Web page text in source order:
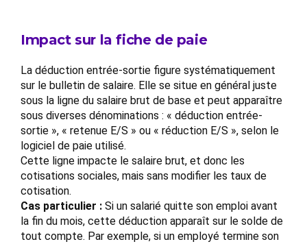
Impact sur la fiche de paie
La déduction entrée-sortie figure systématiquement
sur le bulletin de salaire. Elle se situe en général juste
sous la ligne du salaire brut de base et peut apparaître
sous diverses dénominations : « déduction entrée-
sortie », « retenue E/S » ou « réduction E/S », selon le
logiciel de paie utilisé.
Cette ligne impacte le salaire brut, et donc les
cotisations sociales, mais sans modifier les taux de
cotisation.
Cas particulier : Si un salarié quitte son emploi avant
la fin du mois, cette déduction apparaît sur le solde de
tout compte. Par exemple, si un employé termine son